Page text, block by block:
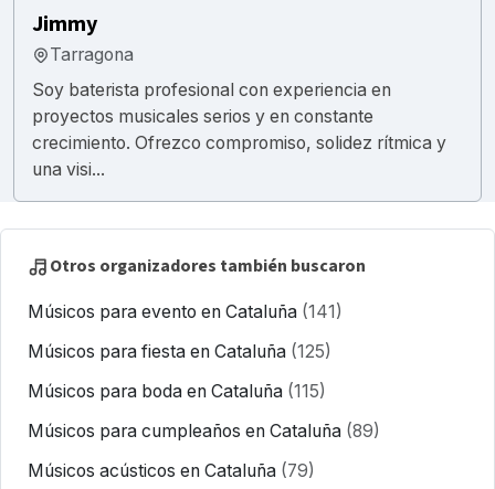
Jimmy
Tarragona
Soy baterista profesional con experiencia en
proyectos musicales serios y en constante
crecimiento. Ofrezco compromiso, solidez rítmica y
una visi...
Otros organizadores también buscaron
Músicos para evento en Cataluña (141)
Músicos para fiesta en Cataluña (125)
Músicos para boda en Cataluña (115)
Músicos para cumpleaños en Cataluña (89)
Músicos acústicos en Cataluña (79)